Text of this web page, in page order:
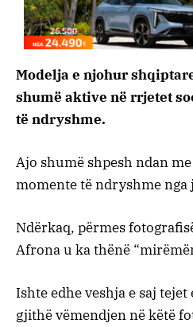
Modelja e njohur
shumë aktive në rrjetet
të ndryshme.
Ajo shumë shpesh ndan
momente të ndryshme nga
Ndërkaq, përmes
Afrona u ka thënë
Ishte edhe veshja e saj
gjithë vëmendjen në këtë